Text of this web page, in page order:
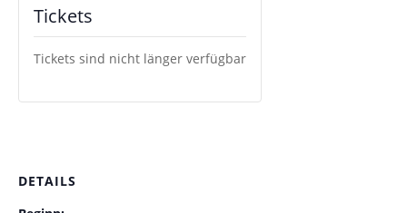
DETAILS
Tickets
Tickets sind nicht länger verfügbar